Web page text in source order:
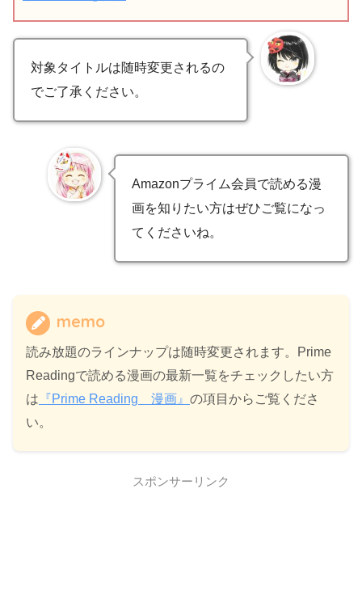
対象タイトルは随時変更されるの
でご了承ください。
Amazonプライム会員で読める漫
画を知りたい方はぜひご覧になっ
てくださいね。
memo
読み放題のラインナップは随時変更されます。Prime
Readingで読める漫画の最新一覧をチェックしたい方
は 『Prime Reading 漫画』 の項目からご覧くださ
い。
スポンサーリンク